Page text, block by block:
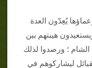
يُعِدّون العدة
هيبتهم بين
الشام ؛ ورصدوا لذلك
ليشاركوهم في